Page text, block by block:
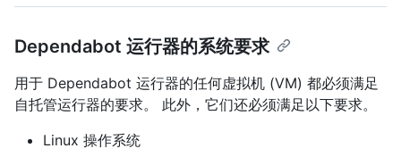
Dependabot 运行器的系统要求
用于 Dependabot 运行器的任何虚拟机 (VM) 都必须满足
自托管运行器的要求。 此外，它们还必须满足以下要求。
Linux 操作系统